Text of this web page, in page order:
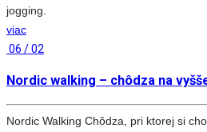
jogging.
viac
06 / 02
Nordic walking – chôdza na
Nordic Walking Chôdza, pri ktorej si